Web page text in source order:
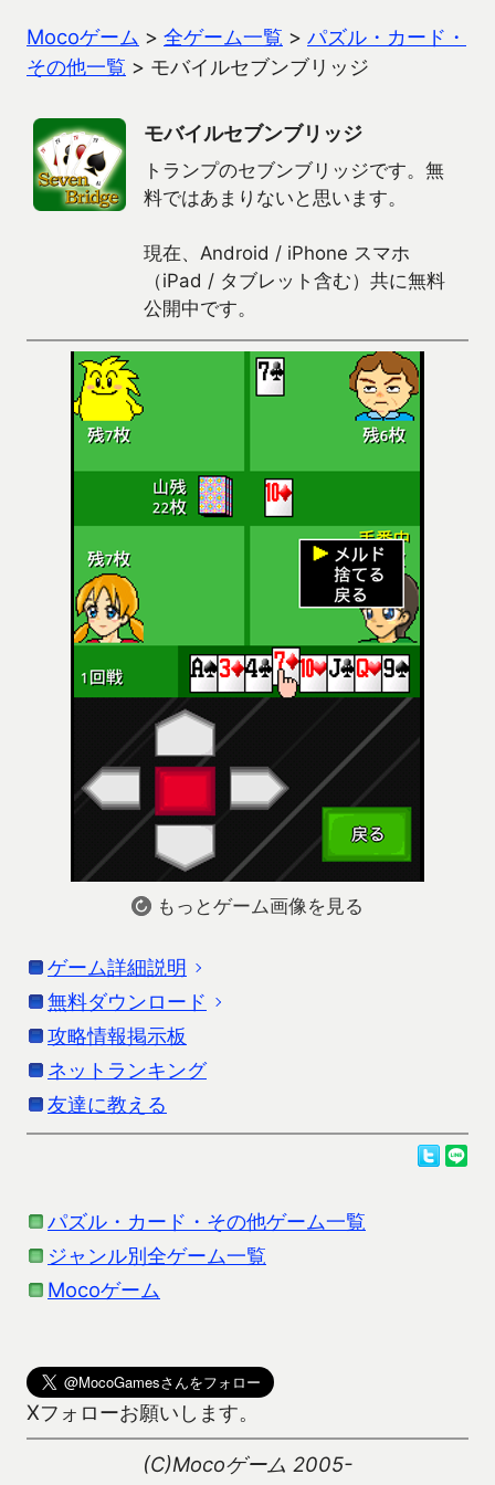
Mocoゲーム > 全ゲーム一覧 > パズル・カード・
その他一覧 > モバイルセブンブリッジ
モバイルセブンブリッジ
トランプのセブンブリッジです。無
料ではあまりないと思います。
現在、Android / iPhone スマホ
（iPad / タブレット含む）共に無料
公開中です。
もっとゲーム画像を見る
ゲーム詳細説明
「モバイルセブンブリッジ」の詳細説明です。更
新情報はストアの情報を参考にしてください。
スタンダードなセブンブリッジです。
宣言もあります。
比較的勝ちやすい初心者モードと、通常モードがあ
ルールについて
ルールはアプリの遊び方で説明していますが、全く
知らない場合はルールを読んでも良く分からないか
も知れません。その場合、知っている人に教えても
無料ダウンロード
お使いの端末に応じたダウンロードを行ってくだ
さい。
Androidをお使いの方
ダウンロードは、Google Playよりお願いします。
Kindle Fireおよびガラホをお使いの方でアプリをダ
法及び注意事項)
Kindle Fire/ガラホ向けダウンロード
iPhoneをお使いの方
攻略情報掲示板
ネットランキング
友達に教える
パズル・カード・その他ゲーム一覧
ジャンル別全ゲーム一覧
Mocoゲーム
Xフォローお願いします。
(C)Mocoゲーム 2005-